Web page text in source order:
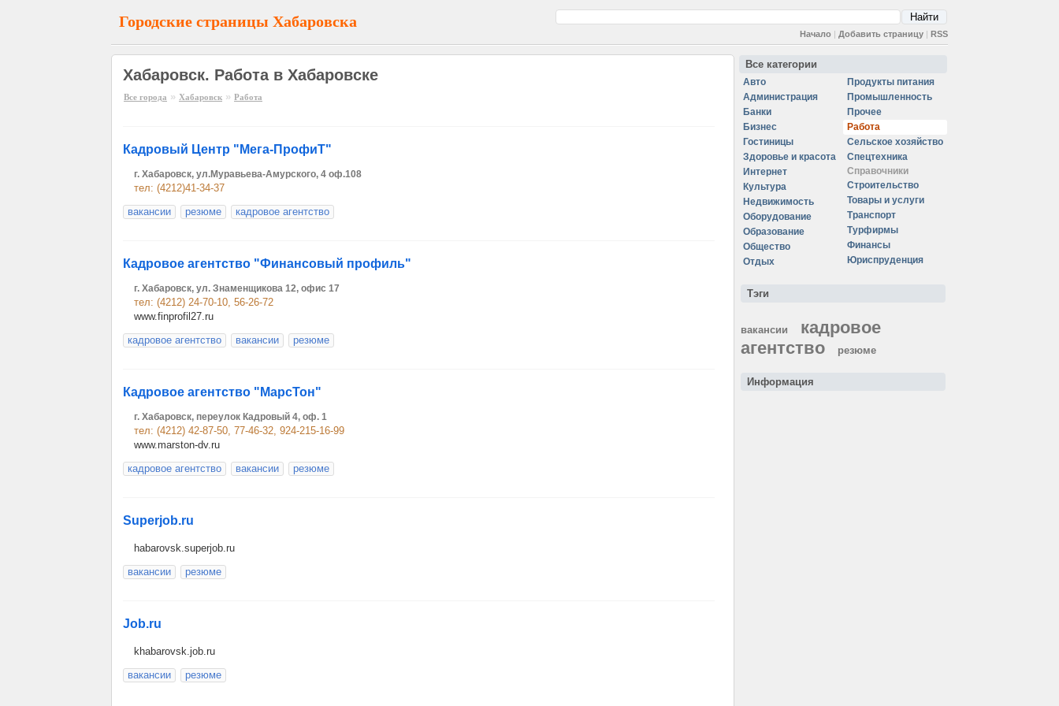
Городские страницы Хабаровска
Начало | Добавить страницу | RSS
Хабаровск. Работа в Хабаровске
Все города » Хабаровск » Работа
Кадровый Центр "Мега-ПрофиТ"
г. Хабаровск, ул.Муравьева-Амурского, 4 оф.108
тел: (4212)41-34-37
вакансии
резюме кадровое агентство
Кадровое агентство "Финансовый профиль"
г. Хабаровск, ул. Знаменщикова 12, офис 17
тел: (4212) 24-70-10, 56-26-72
www.finprofil27.ru
кадровое агентство
вакансии резюме
Кадровое агентство "МарсТон"
г. Хабаровск, переулок Кадровый 4, оф. 1
тел: (4212) 42-87-50, 77-46-32, 924-215-16-99
www.marston-dv.ru
кадровое агентство
вакансии резюме
Superjob.ru
habarovsk.superjob.ru
вакансии
резюме
Job.ru
khabarovsk.job.ru
вакансии
резюме
Все категории
Авто
Администрация
Банки
Бизнес
Гостиницы
Здоровье и красота
Интернет
Культура
Недвижимость
Оборудование
Образование
Общество
Отдых
Продукты питания
Промышленность
Прочее
Работа
Сельское хозяйство
Спецтехника
Справочники
Строительство
Товары и услуги
Транспорт
Турфирмы
Финансы
Юриспруденция
Тэги
вакансии
кадровое
агентство
резюме
Информация